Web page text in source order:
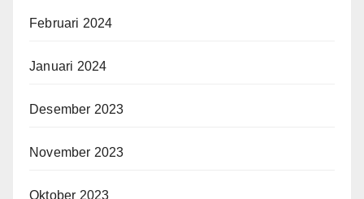
Februari 2024
Januari 2024
Desember 2023
November 2023
Oktober 2023